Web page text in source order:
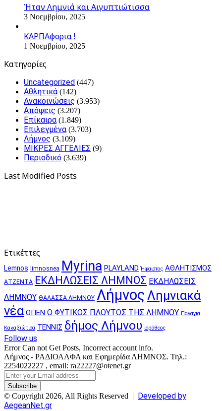
Ήταν Λημνιά και Αιγυπτιώτισσα
3 Νοεμβρίου, 2025
ΚΑΡΠΑφορια !
1 Νοεμβρίου, 2025
Kατηγορίες
Uncategorized (447)
Αθλητικά (142)
Ανακοινώσεις (3.953)
Απόψεις (3.207)
Επίκαιρα (1.849)
Επιλεγμένα (3.703)
Λήμνος (3.109)
ΜΙΚΡΕΣ ΑΓΓΕΛΙΕΣ (9)
Περιοδικό (3.639)
Last Modified Posts
Ετικέττες
Lemnos limnosnea Myrina PLAYLAND Ήφαιστος ΑΘΛΗΤΙΣΜΟΣ
ΑΤΖΕΝΤΑ ΕΚΔΗΛΩΣΕΙΣ ΛΗΜΝΟΣ ΕΚΔΗΛΩΣΕΙΣ
ΛΗΜΝΟΥ ΘΑΛΑΣΣΑ ΛΗΜΝΟΥ Λήμνος Λημνιακά
νέα ΟΠΕΝ Ο ΦΥΤΙΚΟΣ ΠΛΟΥΤΟΣ ΤΗΣ ΛΗΜΝΟΥ Παναγια
Κακαβιώτισα ΤΕΝΝΙΣ δήμος Λήμνου ιερόθεος
Follow us
Error Can not Get Posts, Incorrect account info.
Λήμνος - ΡΑΔΙΟΑΛΦΑ και Εφημερίδα ΛΗΜΝΟΣ. Τηλ.:
2254022227 , email: ra22227@otenet.gr
Enter
your
Email
address
© Copyright 2026, All Rights Reserved | Developed by
AegeanNet.gr